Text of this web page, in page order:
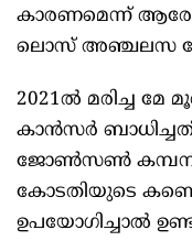
കാരണമെന്ന്
ലൊസ്‌ അഞ്ചലസ
2021ൽ മരിച്ച മേ
കാന്‍സര്‍
ജോൺസൺ കമ്പനി
കോടതിയുടെ
ഉപയോഗിച്ചാൽ